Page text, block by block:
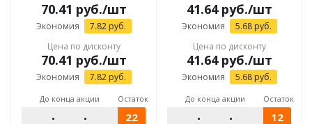
70.41 руб./шт
Экономия 7.82руб.
Цена по дисконту
70.41 руб./шт
Экономия 7.82руб.
До конца акции Остаток
22
41.64руб./шт
Экономия 5.68руб.
Цена по дисконту
41.64руб./шт
Экономия 5.68руб.
До конца акции Остаток
12